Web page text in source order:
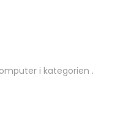
i kategorien .